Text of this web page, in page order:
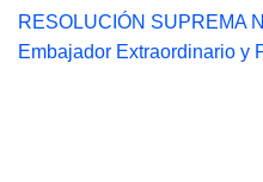
RESOLUCIÓN SUPREMA
Embajador Extraordinario y